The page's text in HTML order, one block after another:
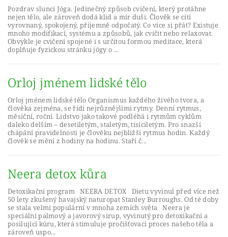
Pozdrav slunci Jóga. Jedinečný způsob cvičení, který protáhne
nejen tělo, ale zároveň dodá klid a mír duši. Člověk se cítí
vyrovnaný, spokojený, příjemně odpočatý. Co více si přát? Existuje
mnoho modifikací, systému a způsobů, jak cvičit nebo relaxovat.
Obvykle je cvičení spojené i s určitou formou meditace, která
doplňuje fyzickou stránku jógy o ...
Orloj jménem lidské tělo
Orloj jménem lidské tělo Organismus každého živého tvora, a
člověka zejména, se řídí nejrůznějšími rytmy. Denní rytmus,
měsíční, roční. Lidstvo jako takové podléhá i rytmům cyklům
daleko delším – desetiletým, staletým, tisíciletým. Pro snazší
chápání pravidelnosti je člověku nejbližší rytmus hodin. Každý
člověk se mění z hodiny na hodinu. Staří č...
Neera detox kůra
Detoxikační program NEERA DETOX Dietu vyvinul před více než
50 lety zkušený havajský naturopat Stanley Burroughs. Od té doby
se stala velmi populární v mnoha zemích světa Neera je
speciální palmový a javorový sirup, vyvinutý pro detoxikační a
posilující kúru, která stimuluje pročišťovací proces našeho těla a
zároveň uspo...